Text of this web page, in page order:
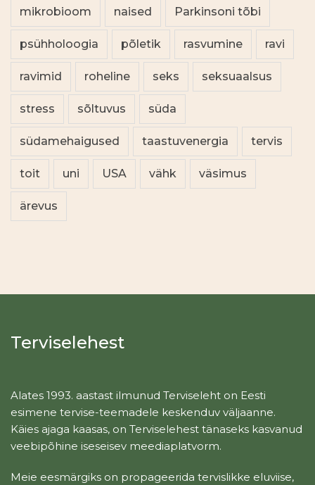
mikrobioom naised Parkinsoni tõbi
psühholoogia põletik rasvumine ravi
ravimid roheline seks seksuaalsus
stress sõltuvus süda
südamehaigused taastuvenergia tervis
toit uni USA vähk väsimus
ärevus
Terviselehest
Alates 1993. aastast ilmunud Terviseleht on Eesti
esimene tervise-teemadele keskenduv väljaanne.
Käies ajaga kaasas, on Terviselehest tänaseks kasvanud
veebipõhine iseseisev meediaplatvorm.
Meie eesmärgiks on propageerida tervislikke eluviise,